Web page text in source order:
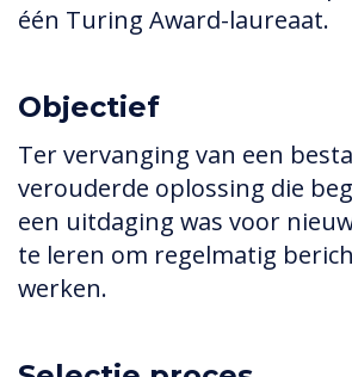
één Turing Award-laureaat.
Objectief
Ter vervanging van een
verouderde oplossing die
een uitdaging was voor
te leren om regelmatig
werken.